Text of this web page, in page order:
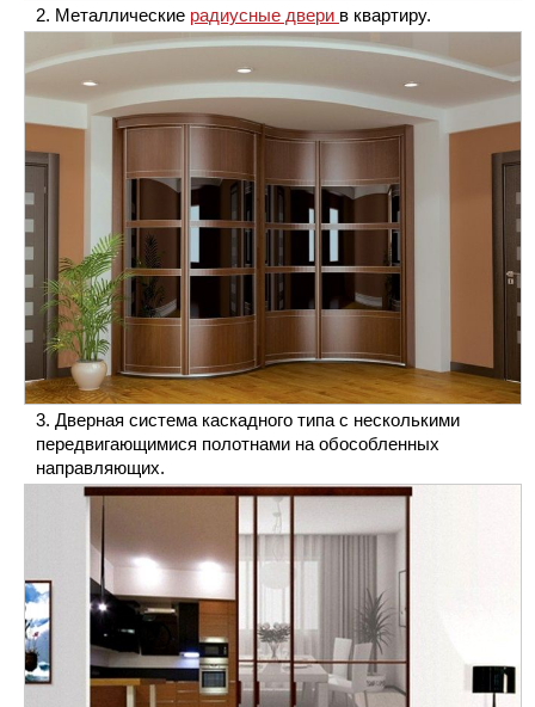
Металлические радиусные двери в квартиру.
Дверная система каскадного типа с несколькими
передвигающимися полотнами на обособленных
направляющих.